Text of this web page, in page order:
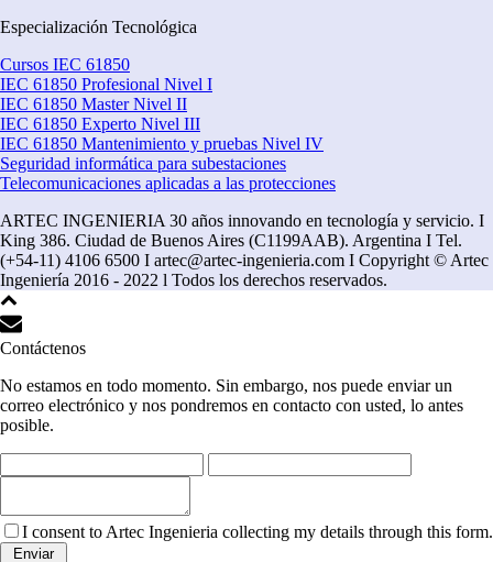
Especialización Tecnológica
Cursos IEC 61850
IEC 61850 Profesional Nivel I
IEC 61850 Master Nivel II
IEC 61850 Experto Nivel III
IEC 61850 Mantenimiento y pruebas Nivel IV
Seguridad informática para subestaciones
Telecomunicaciones aplicadas a las protecciones
ARTEC INGENIERIA 30 años innovando en tecnología y servicio. I
King 386. Ciudad de Buenos Aires (C1199AAB). Argentina I Tel.
(+54-11) 4106 6500 I artec@artec-ingenieria.com I Copyright © Artec
Ingeniería 2016 - 2022 l Todos los derechos reservados.
Contáctenos
No estamos en todo momento. Sin embargo, nos puede enviar un
correo electrónico y nos pondremos en contacto con usted, lo antes
posible.
I consent to Artec Ingenieria collecting my details through this form.
Enviar